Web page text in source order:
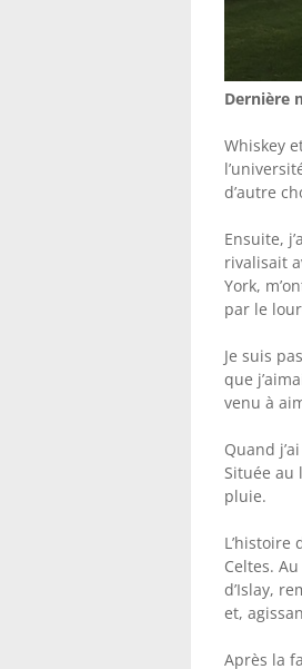
Dernière
Whiskey
d’autre
Ensuite,
rivalisait
York,
par le
Je suis
que
venu à
Quand
Située au
pluie.
Celtes.
d’Islay,
et,
Après la